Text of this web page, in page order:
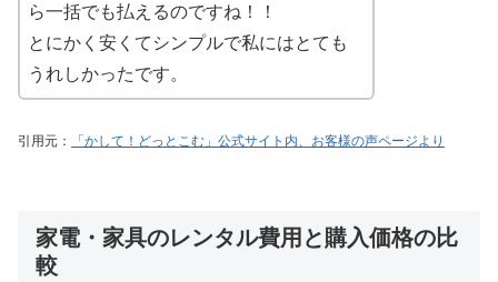
ら一括でも払えるのですね！！
とにかく安くてシンプルで私にはとても
うれしかったです。
引用元： 「かして！どっとこむ」公式サイト内、お客様の声ページより
家電・家具のレンタル費用と購入価格の比
較